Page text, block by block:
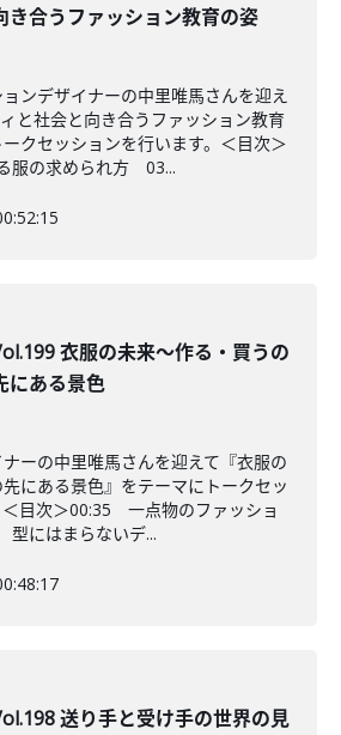
き合うファッション教育の姿
ンデザイナーの中里唯馬さんを迎え
と社会と向き合うファッション教育
クセッションを行います。＜目次＞
服の求められ方 03...
衣服の未来〜作る・買うの
にある景色
ーの中里唯馬さんを迎えて『衣服の
にある景色』をテーマにトークセッ
目次＞00:35 一点物のファッショ
にはまらないデ...
送り手と受け手の世界の見